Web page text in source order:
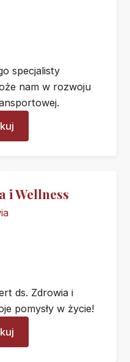
specjalisty
nam w rozwoju
i Wellness
ds. Zdrowia i
pomysły w życie!